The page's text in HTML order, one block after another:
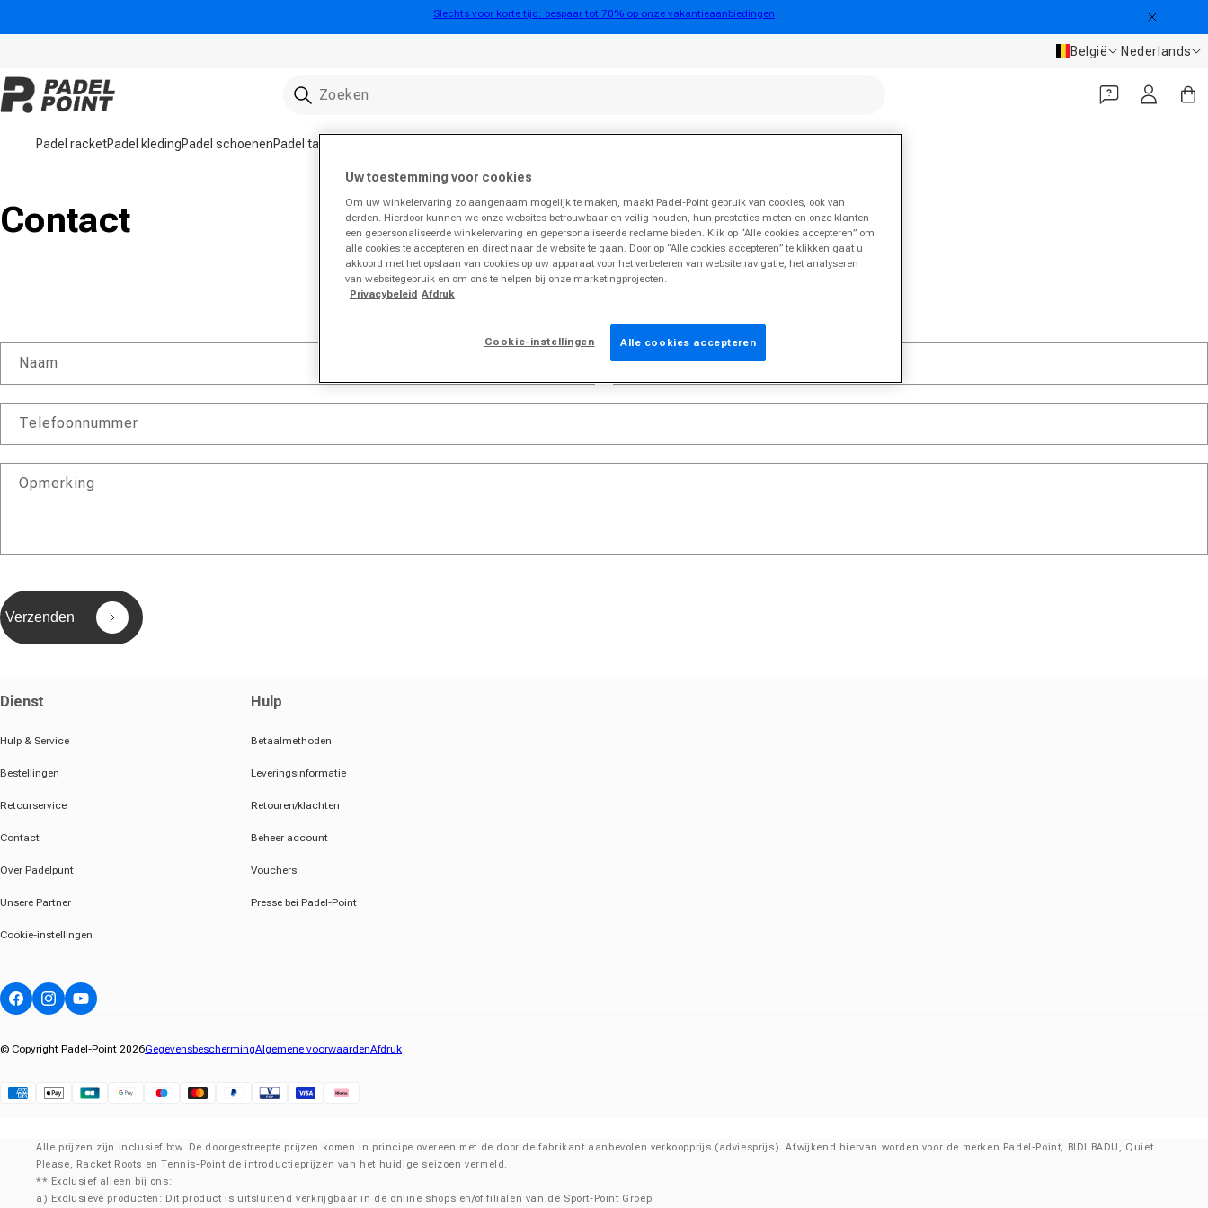
Slechts voor korte tijd: bespaar tot 70% op onze vakantieaanbiedingen
Land/regio
België Taal
Nederlands
Padel racketPadel kledingPadel schoenenPadel tassen
Inloggen
Contact
Contactformulier
Naam E-mail*
Telefoonnummer
Opmerking
Verzenden
Dienst
Hulp & Service
Bestellingen
Retourservice
Contact
Over Padelpunt
Unsere Partner
Cookie-instellingen
Hulp
Betaalmethoden
Leveringsinformatie
Retouren/klachten
Beheer account
Vouchers
Presse bei Padel-Point
FacebookInstagramYouTube
© Copyright Padel-Point 2026GegevensbeschermingAlgemene voorwaardenAfdruk
Alle prijzen zijn inclusief btw. De doorgestreepte prijzen komen in principe overeen met de door de fabrikant aanbevolen verkoopprijs (adviesprijs). Afwijkend hiervan worden voor de merken Padel-Point, BIDI BADU, Quiet
Please, Racket Roots en Tennis-Point de introductieprijzen van het huidige seizoen vermeld.
** Exclusief alleen bij ons:
a) Exclusieve producten: Dit product is uitsluitend verkrijgbaar in de online shops en/of filialen van de Sport-Point Groep.
Uw toestemming voor cookies
Om uw winkelervaring zo aangenaam mogelijk te maken, maakt Padel-Point gebruik van cookies, ook van
derden. Hierdoor kunnen we onze websites betrouwbaar en veilig houden, hun prestaties meten en onze klanten
een gepersonaliseerde winkelervaring en gepersonaliseerde reclame bieden. Klik op “Alle cookies accepteren” om
alle cookies te accepteren en direct naar de website te gaan. Door op “Alle cookies accepteren” te klikken gaat u
akkoord met het opslaan van cookies op uw apparaat voor het verbeteren van websitenavigatie, het analyseren
van websitegebruik en om ons te helpen bij onze marketingprojecten.
Privacybeleid Afdruk
Cookie-instellingen Alle cookies accepteren